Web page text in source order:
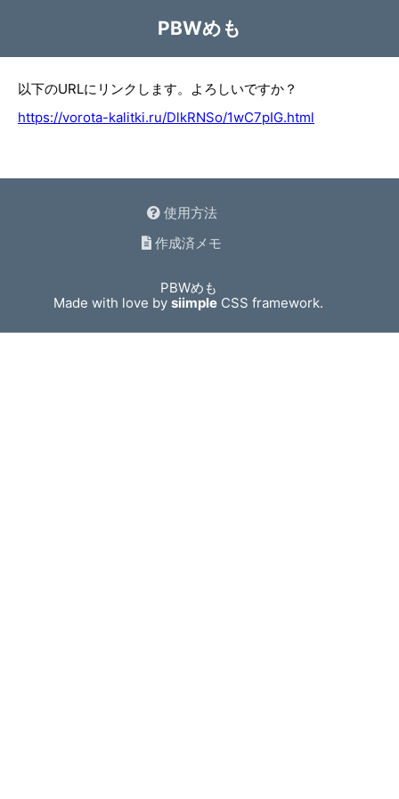
PBWめも
以下のURLにリンクします。よろしいですか？
https://vorota-kalitki.ru/DlkRNSo/1wC7pIG.html
使用方法
作成済メモ
PBWめも
Made with love bysiimple CSS framework.